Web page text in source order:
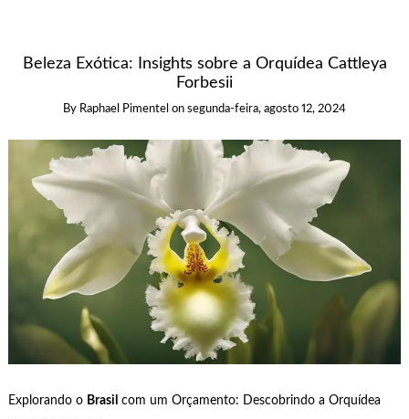
Beleza Exótica: Insights sobre a Orquídea Cattleya
Forbesii
By Raphael Pimentel on segunda-feira, agosto 12, 2024
Explorando o Brasil com um Orçamento: Descobrindo a Orquídea